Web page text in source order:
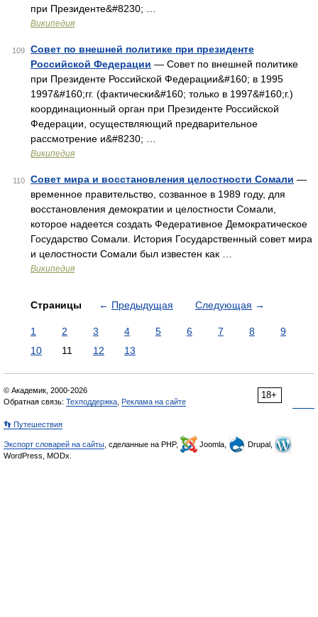
при Президенте&#8230; …
Википедия
109
Совет по внешней политике при президенте
Российской Федерации — Совет по внешней политике
при Президенте Российской Федерации&#160; в 1995
1997&#160;гг. (фактически&#160; только в 1997&#160;г.)
координационный орган при Президенте Российской
Федерации, осуществляющий предварительное
рассмотрение и&#8230; …
Википедия
110 Совет мира и восстановления целостности Сомали —
временное правительство, созванное в 1989 году, для
восстановления демократии и целостности Сомали,
которое надеется создать Федеративное Демократическое
Государство Сомали. История Государственный совет мира
и целостности Сомали был известен как …
Википедия
Страницы ← Предыдущая Следующая →
1 2 3 4 5 6 7 8
9
10
11 12 13
18+
© Академик, 2000-2026
Обратная связь: Техподдержка Реклама на сайте
👣 Путешествия
Экспорт словарей на сайты , сделанные на PHP, Joomla,
Drupal,
WordPress, MODx.